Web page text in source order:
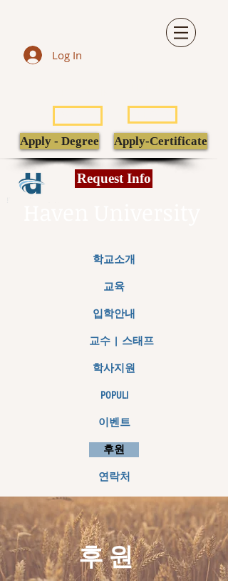
Log In
Apply - Degree
Apply-Certificate
Request Info
학교소개
교육
입학안내
교수 | 스태프
학사지원
POPULI
이벤트
후원
연락처
​후원